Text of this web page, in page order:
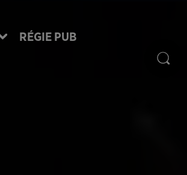
RÉGIE PUB